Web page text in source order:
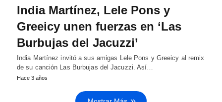
India Martínez, Lele Pons y
Greeicy unen fuerzas en ‘Las
Burbujas del Jacuzzi’
India Martínez invitó a sus amigas Lele Pons y Greeicy al remix
de su canción Las Burbujas del Jacuzzi. Así…
Hace 3 años